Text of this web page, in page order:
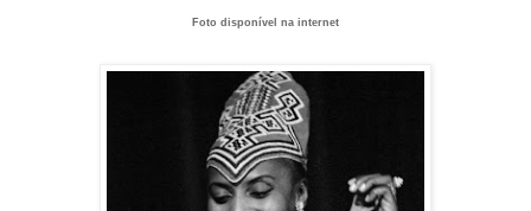
Foto disponível na internet